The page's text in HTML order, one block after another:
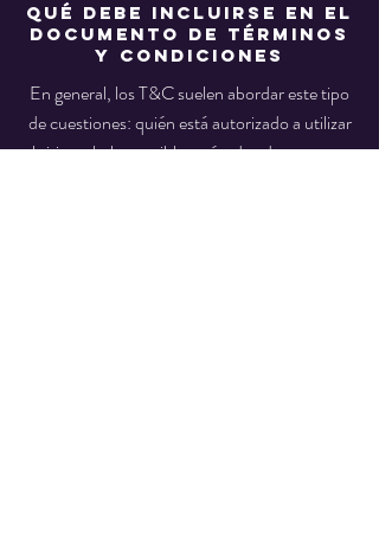
Qué debe incluirse en el
documento de Términos
y Condiciones
En general, los T&C suelen abordar este tipo
de cuestiones: quién está autorizado a utilizar
el sitio web, los posibles métodos de pago, una